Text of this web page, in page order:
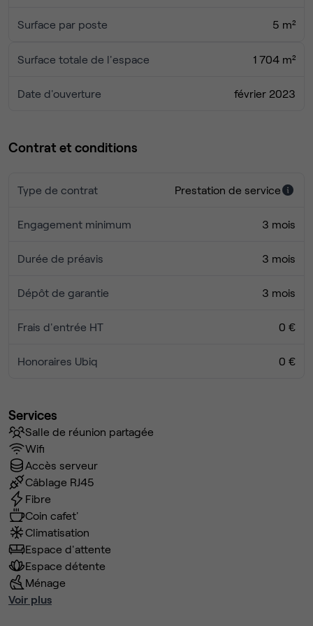
Surface par poste 5 m²
Surface totale de l'espace 1 704 m²
Date d'ouverture février 2023
Contrat et conditions
Type de contrat Prestation de service
Engagement minimum 3 mois
Durée de préavis 3 mois
Dépôt de garantie 3 mois
Frais d'entrée HT 0 €
Honoraires Ubiq 0 €
Services
Salle de réunion partagée
Wifi
Accès serveur
Câblage RJ45
Fibre
Coin cafet'
Climatisation
Espace d'attente
Espace détente
Ménage
Voir plus